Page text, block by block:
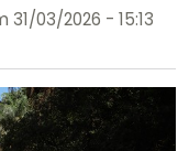
03/2026 - 15:13